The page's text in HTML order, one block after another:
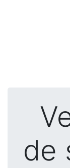
de